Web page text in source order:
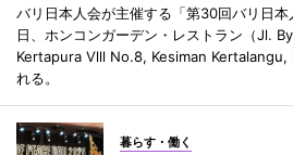
バリ日本人会が主催する「第30回バリ日
日、ホンコンガーデン・レストラン（Jl.
Kertapura Vlll No.8, Kesiman Kertalangu,
れる。
暮らす・働く